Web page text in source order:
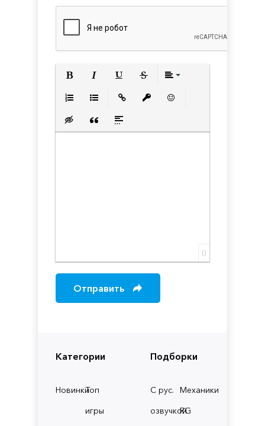
Категории
НовинкиТоп
игры
Подборки
С рус.
озвучкой
Механики
RG
Вставка скрытого текста
Вставка цитаты
Вставка спойлера
0
Отправить